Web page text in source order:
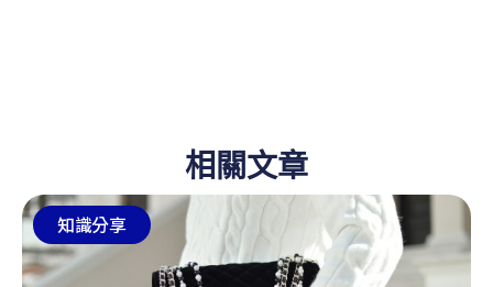
相關文章
知識分享